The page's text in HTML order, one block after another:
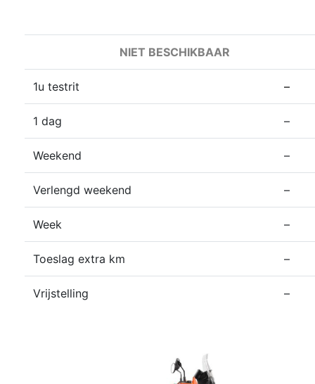
NIET BESCHIKBAAR
1u testrit –
1 dag –
Weekend –
Verlengd weekend –
Week –
Toeslag extra km –
Vrijstelling –